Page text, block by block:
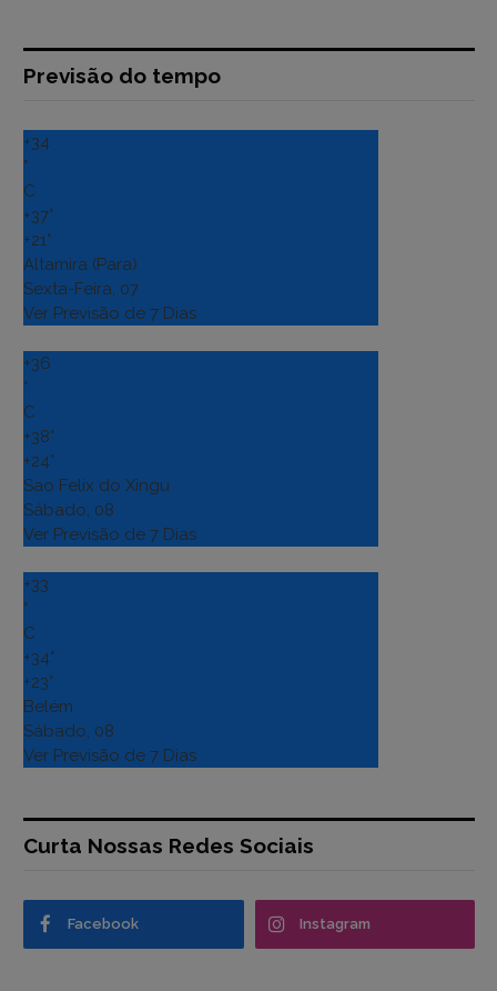
Previsão do tempo
+34
°
C
+37°
+21°
Altamira (Para)
Sexta-Feira, 07
Ver Previsão de 7 Dias
+36
°
C
+38°
+24°
Sao Felix do Xingu
Sábado, 08
Ver Previsão de 7 Dias
+33
°
C
+34°
+23°
Belém
Sábado, 08
Ver Previsão de 7 Dias
Curta Nossas Redes Sociais
Facebook Instagram